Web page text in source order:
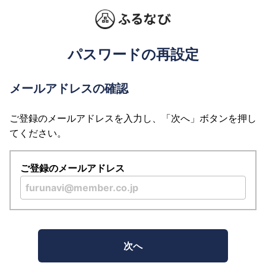
パスワードの再設定
メールアドレスの確認
ご登録のメールアドレスを入力し、「次へ」ボタンを押し
てください。
ご登録のメールアドレス